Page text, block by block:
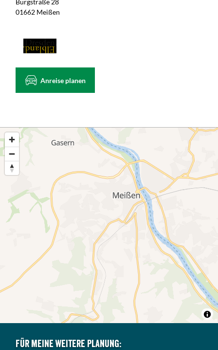
Burgstraße 28
01662 Meißen
Anreise planen
Für meine weitere Planung: